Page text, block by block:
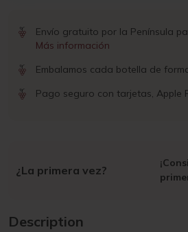
Envío gratuito por la Península
Más información
Embalamos cada botella de
Pago seguro con tarjetas, Apple
¿La primera vez?
Description